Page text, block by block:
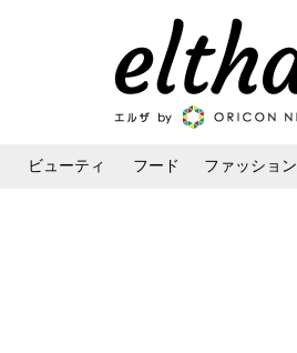
ビューティ フード ファッション